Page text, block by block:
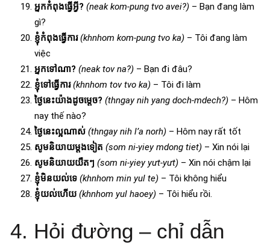
អ្នកកំពុងធ្វើអ្វី? (neak kom-pung tvo avei?) – Bạn đang làm
gì?
ខ្ញុំកំពុងធ្វើការ (khnhom kom-pung tvo ka) – Tôi đang làm
việc
អ្នកទៅណា? (neak tov na?) – Bạn đi đâu?
ខ្ញុំទៅធ្វើការ (khnhom tov tvo ka) – Tôi đi làm
ថ្ងៃនេះយ៉ាងដូចម្តេច? (thngay nih yang doch-mdech?) – Hôm
nay thế nào?
ថ្ងៃនេះល្អណាស់ (thngay nih l’a norh) – Hôm nay rất tốt
សូមនិយាយម្តងទៀត (som ni-yiey mdong tiet) – Xin nói lại
សូមនិយាយយឺតៗ (som ni-yiey yưt-yưt) – Xin nói chậm lại
ខ្ញុំមិនយល់ទេ (khnhom min yul te) – Tôi không hiểu
ខ្ញុំយល់ហើយ (khnhom yul haoey) – Tôi hiểu rồi.
4. Hỏi đường – chỉ dẫn